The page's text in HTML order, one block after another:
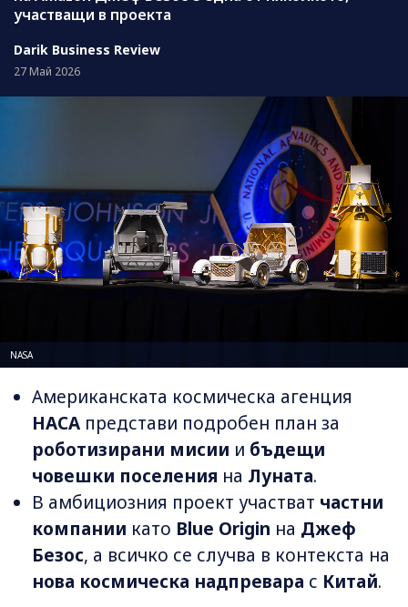
участващи в проекта
Darik Business Review
27 Май 2026
NASA
Американската космическа агенция
НАСА представи подробен план за
роботизирани мисии и бъдещи
човешки поселения на Луната.
В амбициозния проект участват частни
компании като Blue Origin на Джеф
Безос, а всичко се случва в контекста на
нова космическа надпревара с Китай.